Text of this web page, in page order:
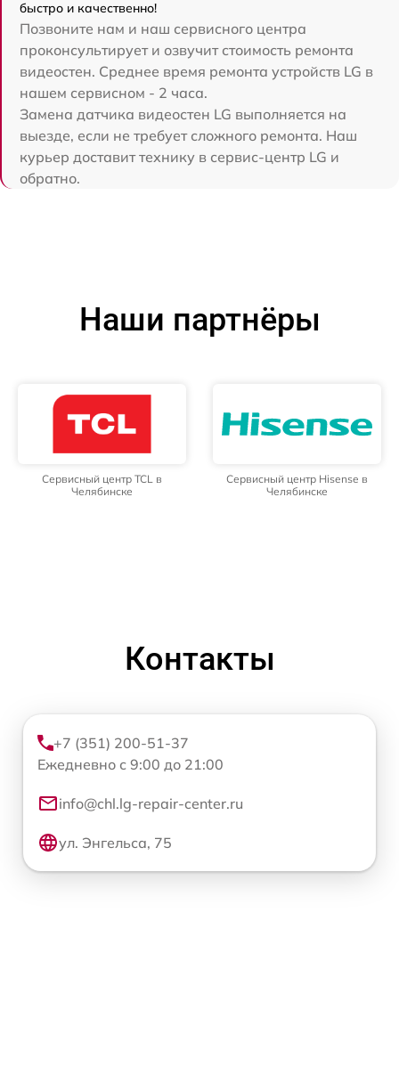
быстро и качественно!
Позвоните нам и наш сервисного центра
проконсультирует и озвучит стоимость ремонта
видеостен. Среднее время ремонта устройств LG в
нашем сервисном - 2 часа.
Замена датчика видеостен LG выполняется на
выезде, если не требует сложного ремонта. Наш
курьер доставит технику в сервис-центр LG и
обратно.
Наши партнёры
Сервисный центр TCL в
Челябинске
Сервисный центр Hisense в
Челябинске
Контакты
+7 (351) 200-51-37
Ежедневно с 9:00 до 21:00
info@chl.lg-repair-center.ru
ул. Энгельса, 75